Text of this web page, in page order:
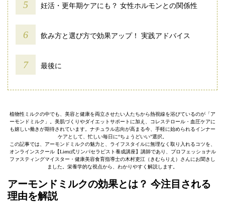
妊活・更年期ケアにも？ 女性ホルモンとの関係性
飲み方と選び方で効果アップ！ 実践アドバイス
最後に
植物性ミルクの中でも、美容と健康を両立させたい人たちから熱視線を浴びているのが「ア
ーモンドミルク」。美肌づくりやダイエットサポートに加え、コレステロール・血圧ケアに
も嬉しい働きが期待されています。ナチュラル志向が高まる今、手軽に始められるインナー
ケアとして、忙しい毎日に“ちょうどいい”選択。
この記事では、アーモンドミルクの魅力と、ライフスタイルに無理なく取り入れるコツを、
オンラインスクール【Lieru式リンパセラピスト養成講座】講師であり、プロフェッショナル
ファスティングマイスター・健康美容食育指導士の木村吏江（きむらりえ）さんにお聞きし
ました。栄養学的な視点から、わかりやすく解説します。
アーモンドミルクの効果とは？ 今注目される
理由を解説